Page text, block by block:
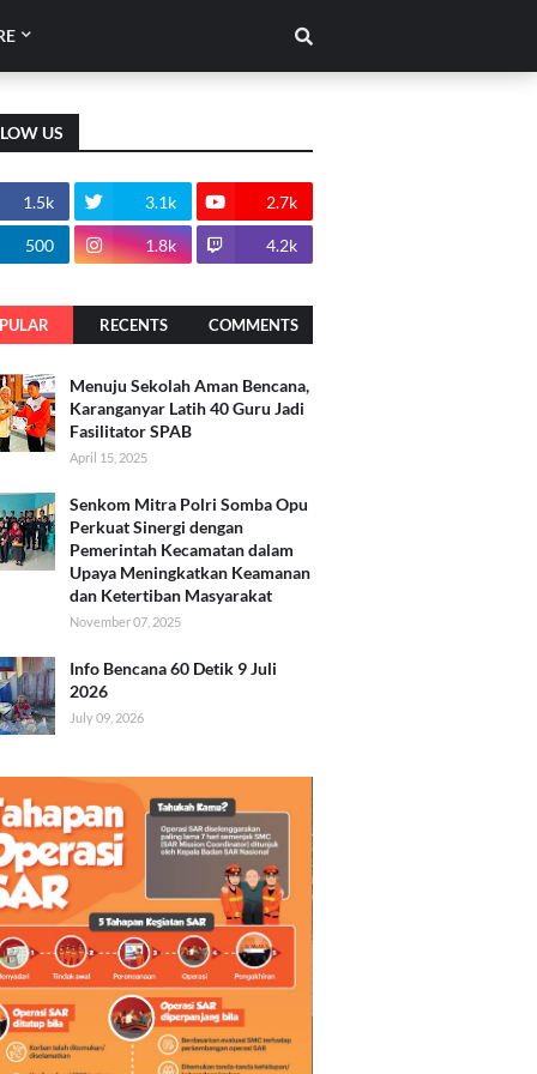
US
1.5k 3.1k 2.7k
500 1.8k 4.2k
RECENTS COMMENTS
Menuju Sekolah Aman Bencana,
Karanganyar Latih 40 Guru Jadi
Fasilitator SPAB
April 15, 2025
Senkom Mitra Polri Somba Opu
Perkuat Sinergi dengan
Pemerintah Kecamatan dalam
Upaya Meningkatkan Keamanan
dan Ketertiban Masyarakat
November 07, 2025
Info Bencana 60 Detik 9 Juli
2026
July 09, 2026